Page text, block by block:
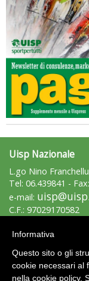
Luglio 2026:
rivoluzioni"
Tiziano Pesce a
Uisp Nazionale
L.go Nino
Tel: 06.439841 -
e-mail:
C.F.: 97029170582
Area Riservata 2.0
Informativa
Questo sito o gli
cookie necessari al
nella cookie policy.